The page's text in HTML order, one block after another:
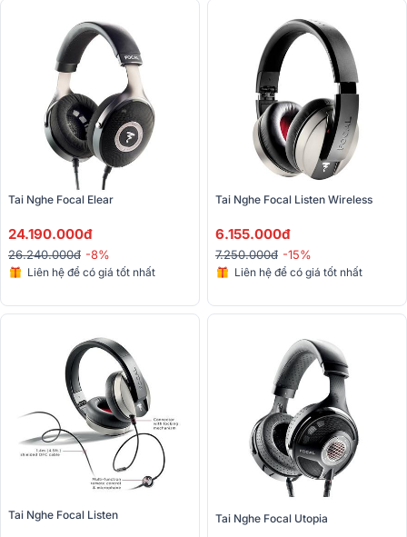
Tai Nghe Focal Elear
24.190.000đ
26.240.000đ -8%
Liên hệ để có giá tốt nhất
Tai Nghe Focal Listen Wireless
6.155.000đ
7.250.000đ -15%
Liên hệ để có giá tốt nhất
Tai Nghe Focal Listen Tai Nghe Focal Utopia